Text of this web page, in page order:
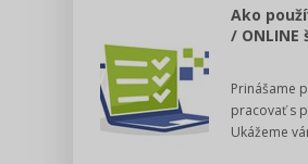
Tlačová agentúra
VIDEO produkcia
Ako
/ ONLINE
Prinášame
pracovať s
Ukážeme